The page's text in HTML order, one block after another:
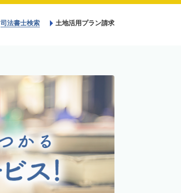
司法書士検索 土地活用プラン請求